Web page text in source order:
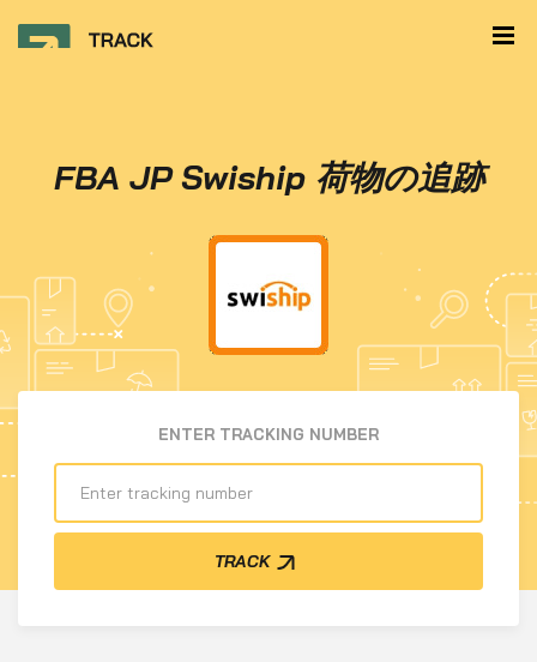
FBA JP Swiship 荷物の追跡
ENTER TRACKING NUMBER
TRACK